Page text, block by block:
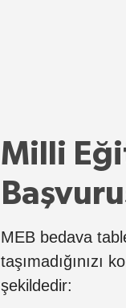
Milli
MEB bedava
taşımadığınızı
şekildedir: